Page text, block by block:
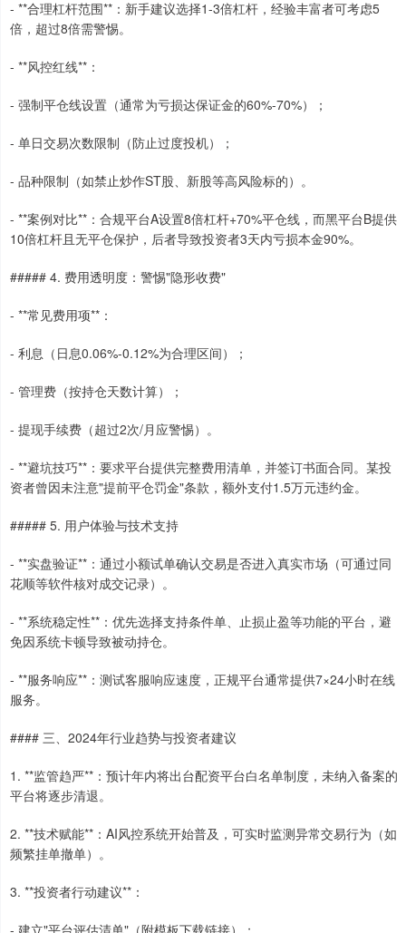
- **合理杠杆范围**：新手建议选择1-3倍杠杆，经验丰富者可考虑5
倍，超过8倍需警惕。
- **风控红线**：
- 强制平仓线设置（通常为亏损达保证金的60%-70%）；
- 单日交易次数限制（防止过度投机）；
- 品种限制（如禁止炒作ST股、新股等高风险标的）。
- **案例对比**：合规平台A设置8倍杠杆+70%平仓线，而黑平台B提供
10倍杠杆且无平仓保护，后者导致投资者3天内亏损本金90%。
##### 4. 费用透明度：警惕"隐形收费"
- **常见费用项**：
- 利息（日息0.06%-0.12%为合理区间）；
- 管理费（按持仓天数计算）；
- 提现手续费（超过2次/月应警惕）。
- **避坑技巧**：要求平台提供完整费用清单，并签订书面合同。某投
资者曾因未注意"提前平仓罚金"条款，额外支付1.5万元违约金。
##### 5. 用户体验与技术支持
- **实盘验证**：通过小额试单确认交易是否进入真实市场（可通过同
花顺等软件核对成交记录）。
- **系统稳定性**：优先选择支持条件单、止损止盈等功能的平台，避
免因系统卡顿导致被动持仓。
- **服务响应**：测试客服响应速度，正规平台通常提供7×24小时在线
服务。
#### 三、2024年行业趋势与投资者建议
1. **监管趋严**：预计年内将出台配资平台白名单制度，未纳入备案的
平台将逐步清退。
2. **技术赋能**：AI风控系统开始普及，可实时监测异常交易行为（如
频繁挂单撤单）。
3. **投资者行动建议**：